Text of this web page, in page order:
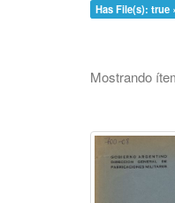
Has File(s): true
Mostrando